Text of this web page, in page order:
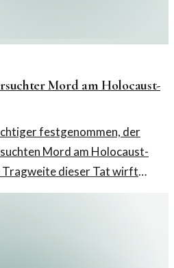
Mord am Holocaust-
festgenommen, der
Mord am Holocaust-
Tragweite dieser Tat wirft